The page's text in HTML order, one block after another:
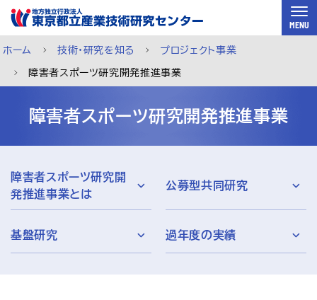
スキップして本文へ
MENU
ホーム 技術・研究を知る プロジェクト事業
障害者スポーツ研究開発推進事業
障害者スポーツ研究開発推進事業
障害者スポーツ研究開
発推進事業とは
公募型共同研究
基盤研究 過年度の実績